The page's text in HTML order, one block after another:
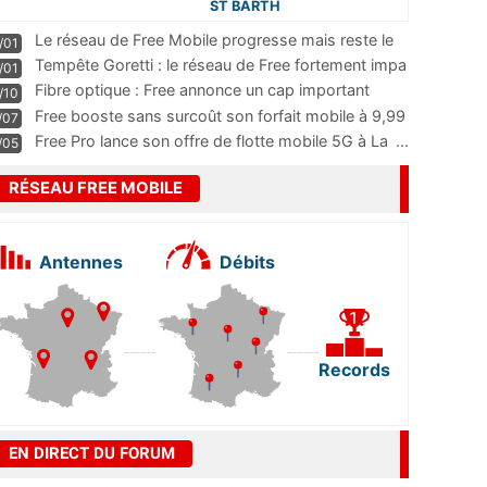
ST BARTH
Le réseau de Free Mobile progresse mais reste le
m
...
Tempête Goretti : le réseau de Free fortement impa
Fibre optique : Free annonce un cap important
pass
...
Free booste sans surcoût son forfait mobile à 9,99
Free Pro lance son offre de flotte mobile 5G à La ...
RÉSEAU FREE MOBILE
Antennes Débits
Records
EN DIRECT DU FORUM